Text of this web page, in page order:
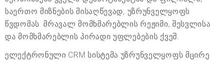
საერთო მიზნების მისაღწევად, უზრუნველყოფს
წვდომას. მრავალ მომხმარებლის რეჟიმი, შესვლისა
და მომხმარებლის პირადი უფლებების ქვეშ.
ელექტრონული CRM სისტემა უზრუნველყოფს მცირე